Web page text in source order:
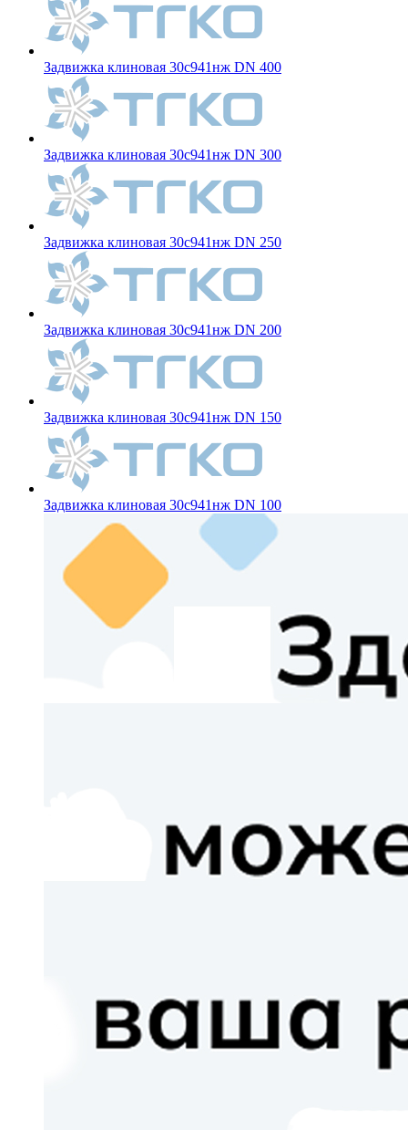
Задвижка клиновая 30с941нж DN 400
Задвижка клиновая 30с941нж DN 300
Задвижка клиновая 30с941нж DN 250
Задвижка клиновая 30с941нж DN 200
Задвижка клиновая 30с941нж DN 150
Задвижка клиновая 30с941нж DN 100